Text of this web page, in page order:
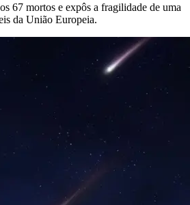
67 mortos e expôs a fragilidade de uma
da União Europeia.